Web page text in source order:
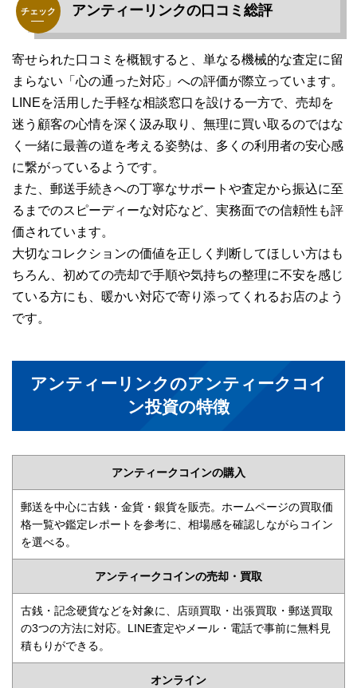
アンティーリンクの口コミ総評
寄せられた口コミを概観すると、単なる機械的な査定に留
まらない「心の通った対応」への評価が際立っています。
LINEを活用した手軽な相談窓口を設ける一方で、売却を
迷う顧客の心情を深く汲み取り、無理に買い取るのではな
く一緒に最善の道を考える姿勢は、多くの利用者の安心感
に繋がっているようです。
また、郵送手続きへの丁寧なサポートや査定から振込に至
るまでのスピーディーな対応など、実務面での信頼性も評
価されています。
大切なコレクションの価値を正しく判断してほしい方はも
ちろん、初めての売却で手順や気持ちの整理に不安を感じ
ている方にも、暖かい対応で寄り添ってくれるお店のよう
です。
アンティーリンクのアンティークコイ
ン投資の特徴
アンティークコインの購入
郵送を中心に古銭・金貨・銀貨を販売。ホームページの買取価
格一覧や鑑定レポートを参考に、相場感を確認しながらコイン
を選べる。
アンティークコインの売却・買取
古銭・記念硬貨などを対象に、店頭買取・出張買取・郵送買取
の3つの方法に対応。LINE査定やメール・電話で事前に無料見
積もりができる。
オンライン